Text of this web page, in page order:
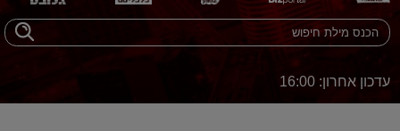
עדכון אחרון: 16:00